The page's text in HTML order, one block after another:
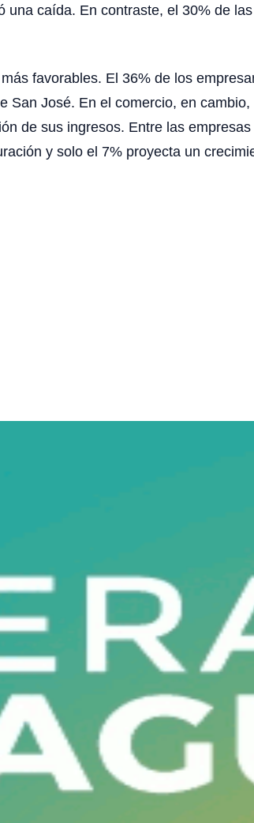
caída. En contraste, el 30% de
favorables. El 36% de los
José. En el comercio, en
de sus ingresos. Entre las
y solo el 7% proyecta un